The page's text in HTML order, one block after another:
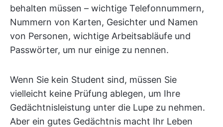
behalten müssen – wichtige Telefonnummern,
Nummern von Karten, Gesichter und Namen
von Personen, wichtige Arbeitsabläufe und
Passwörter, um nur einige zu nennen.
Wenn Sie kein Student sind, müssen Sie
vielleicht keine Prüfung ablegen, um Ihre
Gedächtnisleistung unter die Lupe zu nehmen.
Aber ein gutes Gedächtnis macht Ihr Leben